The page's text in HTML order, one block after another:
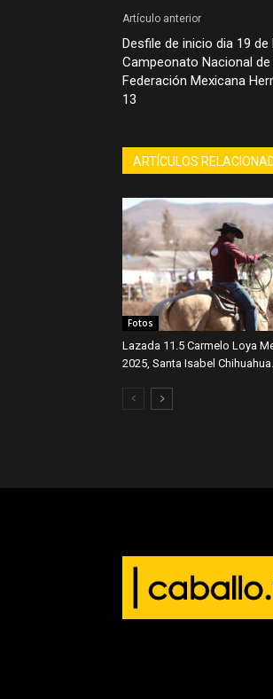
Artículo anterior
Desfile de inicio dia 19 de
Campeonato Nacional
Federación Mexicana
13
ARTÍCULOS
Fotos
Lazada 11.5 Carmelo Loya
2025, Santa Isabel Chihuahua.